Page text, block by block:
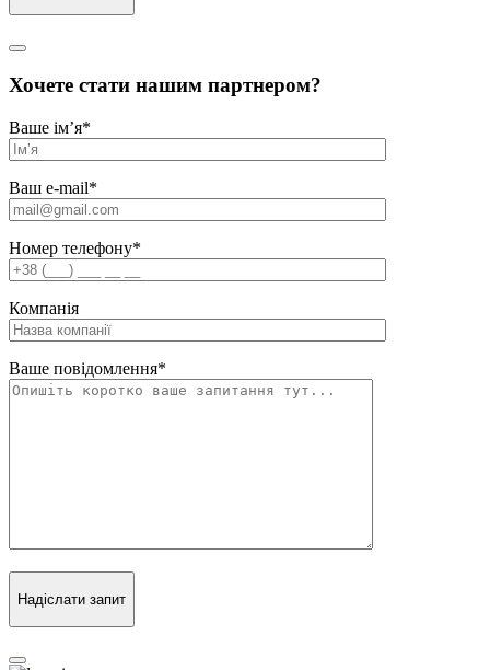
Хочете стати нашим партнером?
Ваше ім’я*
Ваш e-mail*
Номер телефону*
Компанія
Ваше повідомлення*
Надіслати запит